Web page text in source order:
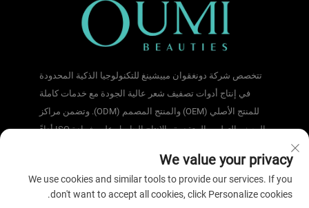
تتخصص شركة دونغقوان مييشينغ للتكنولوجيا الذكية المحدودة
في إنتاج أدوات تصفيف شعر عالية الجودة مع خدمات كاملة
للمنتج الأصلي (OEM) والمنتج المصمم (ODM). وتضمن مراكز
البحث والتطوير المتقدمة والإنتاج الحاصل على شهادة ISO أداءً
We value your privacy
We use cookies and similar tools to provide our services. If you
don't want to accept all cookies, click Personalize cookies.